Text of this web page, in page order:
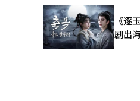
《逐
剧出